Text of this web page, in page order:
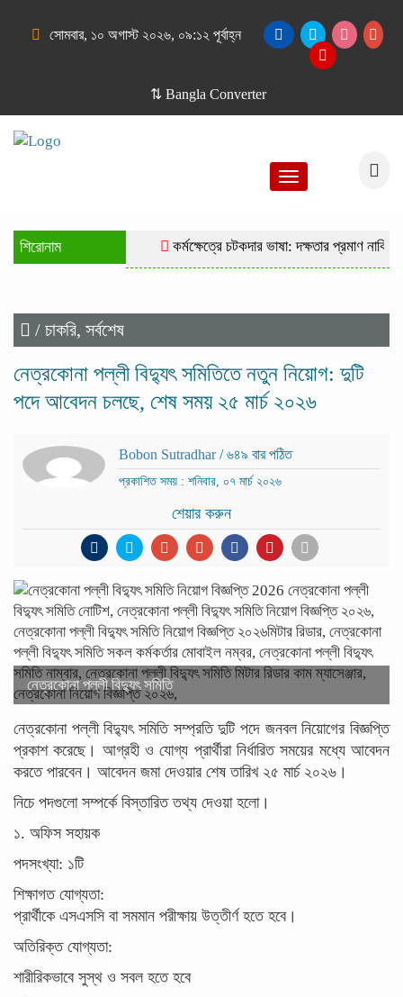
সোমবার, ১০ অগাস্ট ২০২৬, ০৯:১২ পূর্বাহ্ন
⇅ Bangla Converter
Toggle
শিরোনাম কর্মক্ষেত্রে চটকদার ভাষা: দক্ষতার প্রমাণ নাকি
/ চাকরি, সর্বশেষ
নেত্রকোনা পল্লী বিদ্যুৎ সমিতিতে নতুন নিয়োগ: দুটি
পদে আবেদন চলছে, শেষ সময় ২৫ মার্চ ২০২৬
Bobon Sutradhar / ৬৪৯ বার পঠিত
প্রকাশিত সময় : শনিবার, ০৭ মার্চ ২০২৬
শেয়ার করুন
নেত্রকোনা পল্লী বিদ্যুৎ সমিতি
নেত্রকোনা পল্লী বিদ্যুৎ সমিতি সম্প্রতি দুটি পদে জনবল নিয়োগের বিজ্ঞপ্তি
প্রকাশ করেছে। আগ্রহী ও যোগ্য প্রার্থীরা নির্ধারিত সময়ের মধ্যে আবেদন
করতে পারবেন। আবেদন জমা দেওয়ার শেষ তারিখ ২৫ মার্চ ২০২৬।
নিচে পদগুলো সম্পর্কে বিস্তারিত তথ্য দেওয়া হলো।
১. অফিস সহায়ক
পদসংখ্যা: ১টি
শিক্ষাগত যোগ্যতা:
প্রার্থীকে এসএসসি বা সমমান পরীক্ষায় উত্তীর্ণ হতে হবে।
অতিরিক্ত যোগ্যতা:
শারীরিকভাবে সুস্থ ও সবল হতে হবে